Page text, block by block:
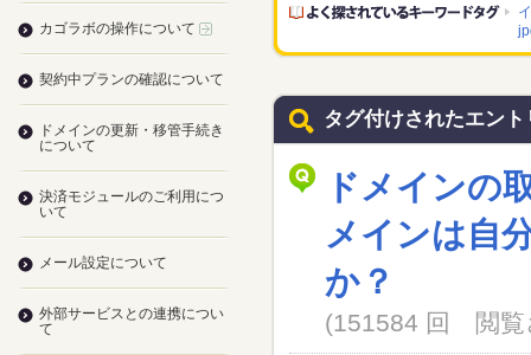
タグ付けされたエント
ドメインの
メインは自
か？
(151584 回 閲覧
カゴラボの操作について
契約中プランの確認について
ドメインの更新・移管手続き
について
決済モジュールのご利用につ
いて
メール設定について
外部サービスとの連携につい
て